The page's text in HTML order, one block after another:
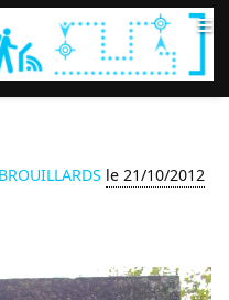
≡
le 21/10/2012